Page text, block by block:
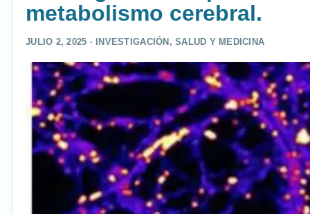
metabolismo cerebral.
JULIO 2, 2025 · INVESTIGACIÓN ,SALUD Y MEDICINA